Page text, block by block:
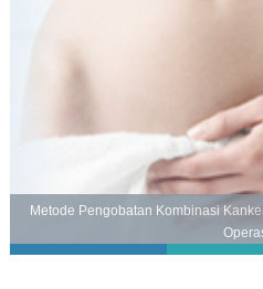
Metode Pengobatan Kombinasi